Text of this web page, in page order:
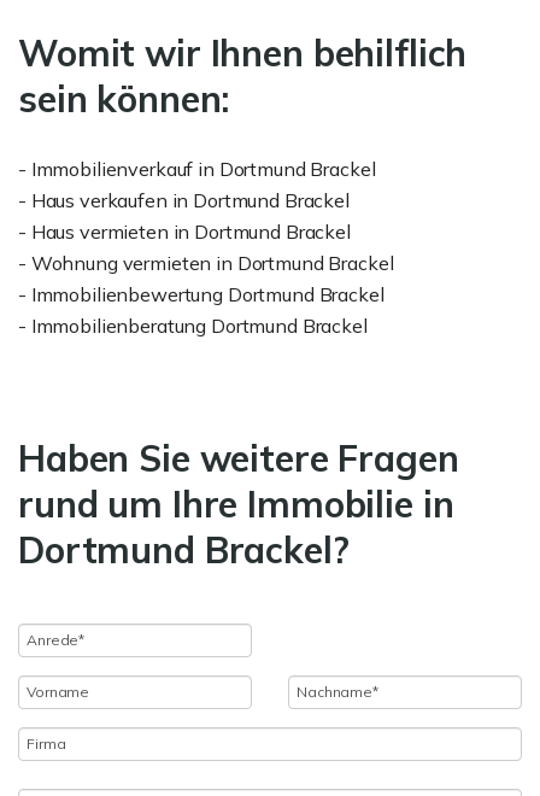
Womit wir Ihnen behilflich
sein können:
- Immobilienverkauf in Dortmund Brackel
- Haus verkaufen in Dortmund Brackel
- Haus vermieten in Dortmund Brackel
- Wohnung vermieten in Dortmund Brackel
- Immobilienbewertung Dortmund Brackel
- Immobilienberatung Dortmund Brackel
Haben Sie weitere Fragen
rund um Ihre Immobilie in
Dortmund Brackel?